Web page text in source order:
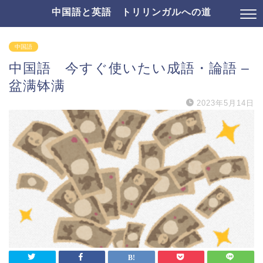
中国語と英語 トリリンガルへの道
中国語
中国語 今すぐ使いたい成語・論語 –
盆满钵满
2023年5月14日